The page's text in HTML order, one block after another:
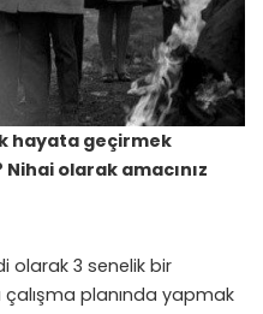
hayata geçirmek
olarak amacınız
olarak 3 senelik bir
çalışma planında yapmak